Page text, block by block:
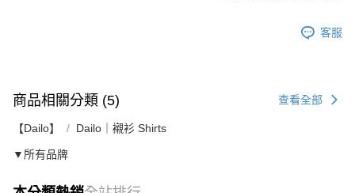
客服
商品相關分類 (5) 查看全部
【Dailo】 Dailo｜襯衫 Shirts
▼所有品牌